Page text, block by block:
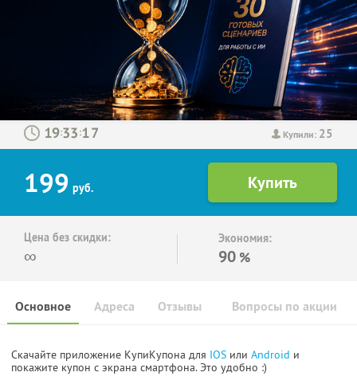
Купили: 25
: :
199 руб.
Цена без скидки:
∞
Экономия:
90 %
Основное Отзывы Вопросы по акции
Адреса
Скачайте приложение КупиКупона для IOS или Android и
покажите купон с экрана смартфона. Это удобно :)